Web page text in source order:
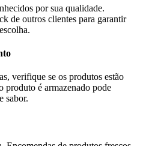
por sua qualidade.
de outros clientes para garantir
verifique se os produtos estão
produto é armazenado pode
sabor.